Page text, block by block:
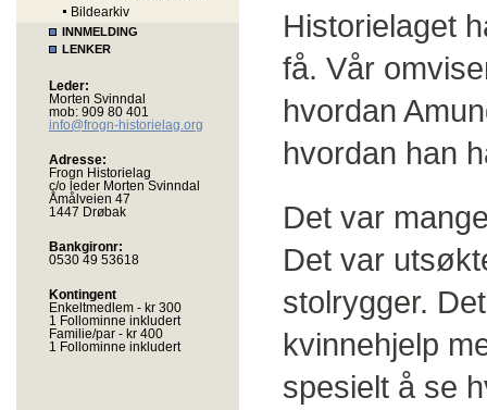
Bildearkiv
INNMELDING
LENKER
Leder:
Morten Svinndal
mob: 909 80 401
info@frogn-historielag.org
Adresse:
Frogn Historielag
c/o leder Morten Svinndal
Åmålveien 47
1447 Drøbak
Bankgironr:
0530 49 53618
Kontingent
Enkeltmedlem - kr 300
1 Follominne inkludert
Familie/par - kr 400
1 Follominne inkludert
Historielaget
få. Vår
hvordan
hvordan han
Det var
Det var
stolrygger.
kvinnehjelp
spesielt å se